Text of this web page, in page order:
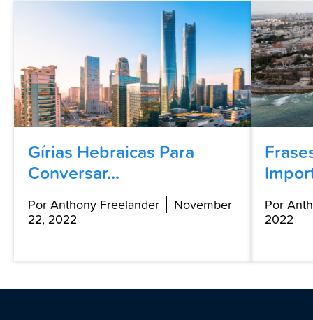
Gírias Hebraicas Para
Conversar...
Por Anthony Freelander
November
22, 2022
Por
2022